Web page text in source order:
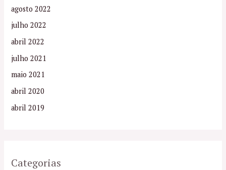
agosto 2022
julho 2022
abril 2022
julho 2021
maio 2021
abril 2020
abril 2019
Categorias